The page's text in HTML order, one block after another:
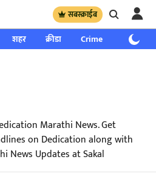
सबस्क्राईब
शहर क्रीडा Crime साप्ताहिक
Marathi News. Get
on Dedication along with
News Updates at Sakal